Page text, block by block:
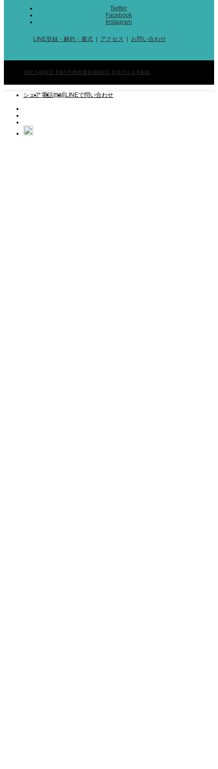
Twitter
Facebook
Instagram
LINE登録・解約・書式 アクセス お問い合わせ
池尻大橋周辺【仲介手数料最安値挑戦】日本デルタ不動産
シェア 電話mail LINEで問い合わせ